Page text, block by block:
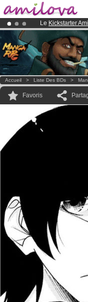
Le Kickstarter
Abonnement
Déjà 100000
Accueil > Liste Des BDs >
Favoris